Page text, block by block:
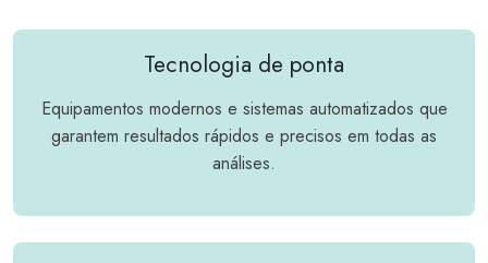
Tecnologia de ponta
Equipamentos modernos e sistemas automatizados que
garantem resultados rápidos e precisos em todas as
análises.